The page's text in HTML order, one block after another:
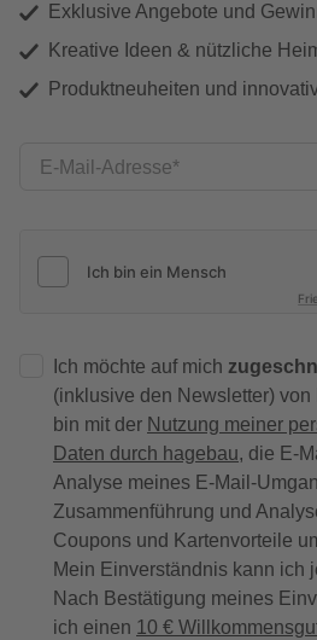
Exklusive Angebote und
Kreative Ideen & nützliche
Produktneuheiten und
E-Mail-Adresse
Ich möchte auf mich
(inklusive den Newsletter)
bin mit der Nutzung meiner
Daten durch hagebau, die E-
Analyse meines E-Mail-
Zusammenführung und
Coupons und Kartenvorteile
Mein Einverständnis kann ich
Nach Bestätigung meines
ich einen 10 €